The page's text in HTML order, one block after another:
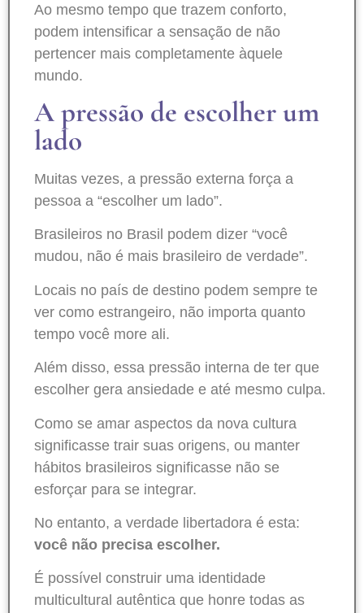
Ao mesmo tempo que trazem conforto,
podem intensificar a sensação de não
pertencer mais completamente àquele
mundo.
A pressão de escolher um
lado
Muitas vezes, a pressão externa força a
pessoa a “escolher um lado”.
Brasileiros no Brasil podem dizer “você
mudou, não é mais brasileiro de verdade”.
Locais no país de destino podem sempre te
ver como estrangeiro, não importa quanto
tempo você more ali.
Além disso, essa pressão interna de ter que
escolher gera ansiedade e até mesmo culpa.
Como se amar aspectos da nova cultura
significasse trair suas origens, ou manter
hábitos brasileiros significasse não se
esforçar para se integrar.
No entanto, a verdade libertadora é esta:
você não precisa escolher.
É possível construir uma identidade
multicultural autêntica que honre todas as